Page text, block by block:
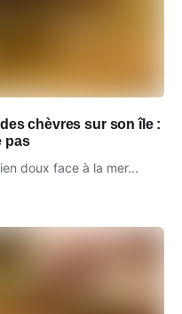
chèvres sur son île :
pas
doux face à la mer...